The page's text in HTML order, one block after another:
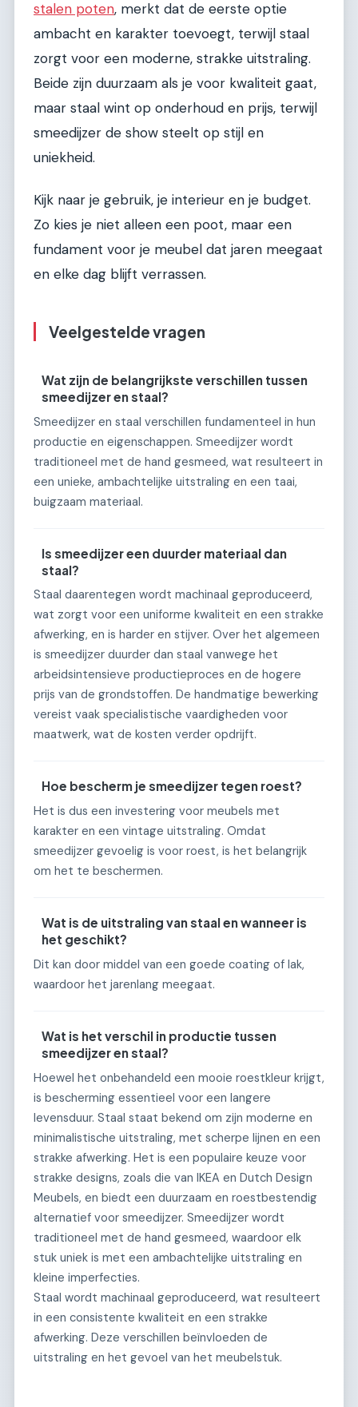
stalen poten, merkt dat de eerste optie
ambacht en karakter toevoegt, terwijl staal
zorgt voor een moderne, strakke uitstraling.
Beide zijn duurzaam als je voor kwaliteit gaat,
maar staal wint op onderhoud en prijs, terwijl
smeedijzer de show steelt op stijl en
uniekheid.
Kijk naar je gebruik, je interieur en je budget.
Zo kies je niet alleen een poot, maar een
fundament voor je meubel dat jaren meegaat
en elke dag blijft verrassen.
Veelgestelde vragen
Wat zijn de belangrijkste verschillen tussen
smeedijzer en staal?
Smeedijzer en staal verschillen fundamenteel in hun
productie en eigenschappen. Smeedijzer wordt
traditioneel met de hand gesmeed, wat resulteert in
een unieke, ambachtelijke uitstraling en een taai,
buigzaam materiaal.
Is smeedijzer een duurder materiaal dan
staal?
Staal daarentegen wordt machinaal geproduceerd,
wat zorgt voor een uniforme kwaliteit en een strakke
afwerking, en is harder en stijver. Over het algemeen
is smeedijzer duurder dan staal vanwege het
arbeidsintensieve productieproces en de hogere
prijs van de grondstoffen. De handmatige bewerking
vereist vaak specialistische vaardigheden voor
maatwerk, wat de kosten verder opdrijft.
Hoe bescherm je smeedijzer tegen roest?
Het is dus een investering voor meubels met
karakter en een vintage uitstraling. Omdat
smeedijzer gevoelig is voor roest, is het belangrijk
om het te beschermen.
Wat is de uitstraling van staal en wanneer is
het geschikt?
Dit kan door middel van een goede coating of lak,
waardoor het jarenlang meegaat.
Wat is het verschil in productie tussen
smeedijzer en staal?
Hoewel het onbehandeld een mooie roestkleur krijgt,
is bescherming essentieel voor een langere
levensduur. Staal staat bekend om zijn moderne en
minimalistische uitstraling, met scherpe lijnen en een
strakke afwerking. Het is een populaire keuze voor
strakke designs, zoals die van IKEA en Dutch Design
Meubels, en biedt een duurzaam en roestbestendig
alternatief voor smeedijzer. Smeedijzer wordt
traditioneel met de hand gesmeed, waardoor elk
stuk uniek is met een ambachtelijke uitstraling en
kleine imperfecties.
Staal wordt machinaal geproduceerd, wat resulteert
in een consistente kwaliteit en een strakke
afwerking. Deze verschillen beïnvloeden de
uitstraling en het gevoel van het meubelstuk.